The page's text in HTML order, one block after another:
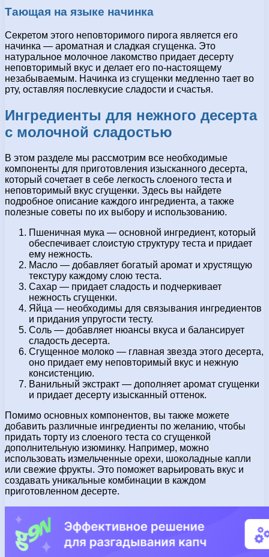
Тающая на языке начинка
Секретом этого неповторимого пирога является его
начинка — ароматная и сладкая сгущенка. Это
натуральное молочное лакомство придает десерту
неповторимый вкус и делает его по-настоящему
незабываемым. Начинка из сгущенки медленно тает во
рту, оставляя послевкусие сладости и счастья.
Ингредиенты для нежного десерта
с молочной сладостью
В этом разделе мы рассмотрим все необходимые
компоненты для приготовления изысканного десерта,
который сочетает в себе легкость слоеного теста и
неповторимый вкус сгущенки. Здесь вы найдете
подробное описание каждого ингредиента, а также
полезные советы по их выбору и использованию.
Пшеничная мука — основной ингредиент, который
обеспечивает слоистую структуру теста и придает
ему нежность.
Масло — добавляет богатый аромат и хрустящую
текстуру каждому слою теста.
Сахар — придает сладость и подчеркивает
нежность сгущенки.
Яйца — необходимы для связывания ингредиентов
и придания упругости тесту.
Соль — добавляет нюансы вкуса и балансирует
сладость десерта.
Сгущенное молоко — главная звезда этого десерта,
оно придает ему неповторимый вкус и нежную
консистенцию.
Ванильный экстракт — дополняет аромат сгущенки
и придает десерту изысканный оттенок.
Помимо основных компонентов, вы также можете
добавить различные ингредиенты по желанию, чтобы
придать торту из слоеного теста со сгущенкой
дополнительную изюминку. Например, можно
использовать измельченные орехи, шоколадные капли
или свежие фрукты. Это поможет варьировать вкус и
создавать уникальные комбинации в каждом
приготовленном десерте.